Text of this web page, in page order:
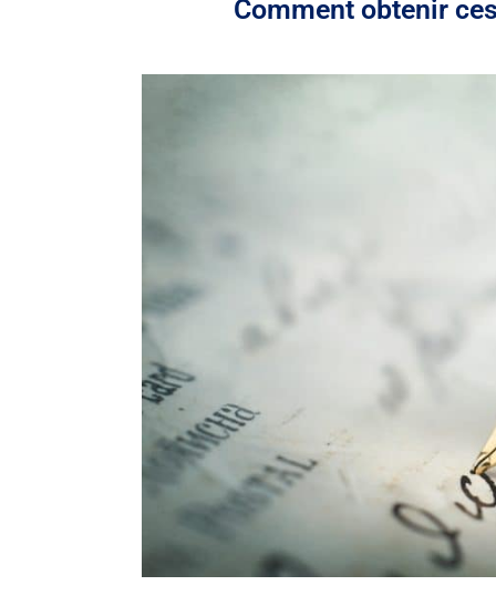
Comment obtenir